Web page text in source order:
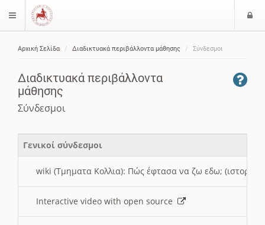
$langMenu
Αρχική Σελίδα Διαδικτυακά περιβάλλοντα μάθησης Σύνδεσμοι
Διαδικτυακά περιβάλλοντα
μάθησης
Σύνδεσμοι
Γενικοί σύνδεσμοι
wiki (Τμηματα Κολλια): Πώς έφτασα να ζω εδω; (ιστορια)
Interactive video with open source